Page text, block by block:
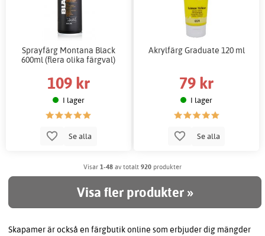
Sprayfärg Montana Black
600ml (flera olika färgval)
109 kr
I lager
Se alla
Akrylfärg Graduate 120 ml
79 kr
I lager
Se alla
Visar 1-48 av totalt 920 produkter
Visa fler produkter »
Skapamer är också en färgbutik online som erbjuder dig mängder